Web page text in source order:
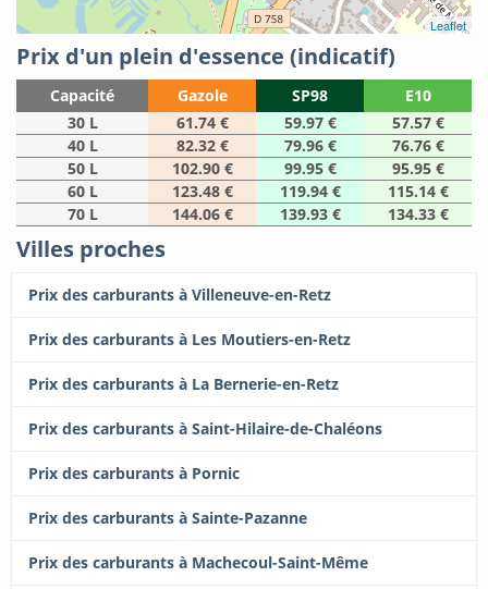
Leaflet
Prix d'un plein d'essence (indicatif)
Capacité Gazole SP98
E10
30 L
61.74 € 59.97 €
57.57 €
40 L
82.32 € 79.96 €
76.76 €
50 L
102.90 € 99.95 €
95.95 €
60 L
123.48 € 119.94 €
115.14 €
70 L
144.06 € 139.93 € 134.33 €
Villes proches
Prix des carburants à Villeneuve-en-Retz
Prix des carburants à Les Moutiers-en-Retz
Prix des carburants à La Bernerie-en-Retz
Prix des carburants à Saint-Hilaire-de-Chaléons
Prix des carburants à Pornic
Prix des carburants à Sainte-Pazanne
Prix des carburants à Machecoul-Saint-Même